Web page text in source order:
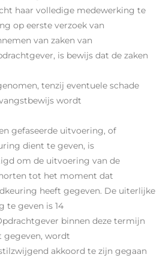
haar volledige medewerking te
op eerste verzoek van
van zaken van
is bewijs dat de zaken
tenzij eventuele schade
wordt
gefaseerde uitvoering, of
dient te geven, is
om de uitvoering van de
tot het moment dat
heeft gegeven. De uiterlijke
te geven is 14
binnen deze termijn
gegeven, wordt
akkoord te zijn gegaan